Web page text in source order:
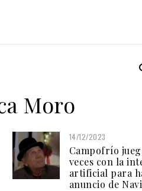
Moro
14/12/2023
Campofrío
veces con la
artificial para
anuncio de